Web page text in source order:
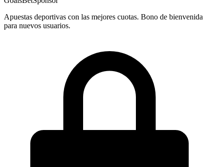
Apuestas deportivas con las mejores cuotas. Bono de bienvenida
para nuevos usuarios.